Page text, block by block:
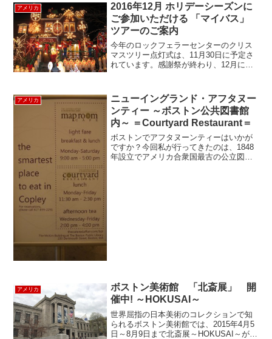
アメリカ
2016年12月 ホリデーシーズンに
ご参加いただける 「マイバス」
ツアーのご案内
今年のロックフェラーセンターのクリス
マスツリー点灯式は、11月30日に予定さ
れています。感謝祭が終わり、12月に入
の雰囲気が一気にホリデーシーズンに様
変わりしていきます...
アメリカ
ニューイングランド・アフタヌー
ンティー ～ボストン公共図書館
内～ ＝Courtyard Restaurant＝
ボストンでアフタヌーンティーはいかが
ですか？今回私が行ってきたのは、1848
年設立でアメリカ合衆国最古の公立図書
アメリカ
ボストン美術館 「北斎展」 開
催中! ～HOKUSAI～
世界屈指の日本美術のコレクションで知
られるボストン美術館では、2015年4月5
日～8月9日まで北斎展～HOKUSAI～が開